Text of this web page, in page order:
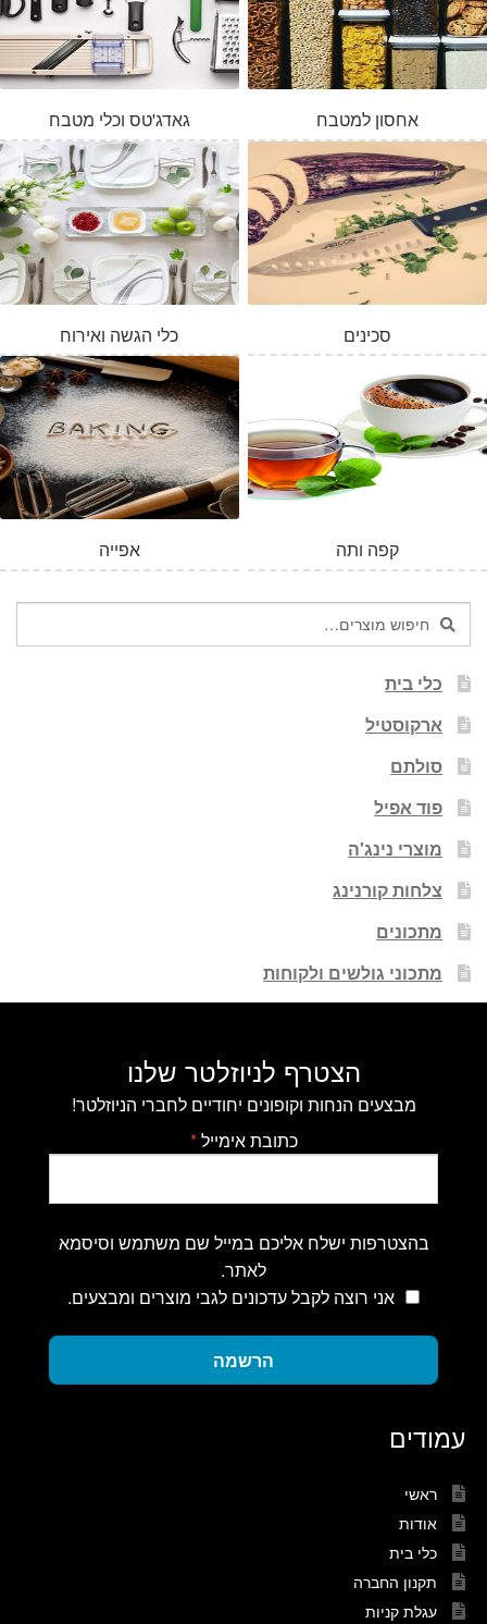
המלאי אזל
גאדג'טס וכלי מטבח אחסון למטבח
כלי הגשה ואירוח סכינים
אפייה קפה ותה
חיפוש
עבור:
חיפוש
כלי בית
ארקוסטיל
סולתם
פוד אפיל
מוצרי נינג'ה
צלחות קורנינג
מתכונים
מתכוני גולשים ולקוחות
הצטרף לניוזלטר שלנו
מבצעים הנחות וקופונים יחודיים לחברי הניוזלטר!
כתובת אימייל*
בהצטרפות ישלח אליכם במייל שם משתמש וסיסמא
לאתר.
אני רוצה לקבל עדכונים לגבי מוצרים ומבצעים.
הרשמה
עמודים
ראשי
אודות
כלי בית
תקנון החברה
עגלת קניות